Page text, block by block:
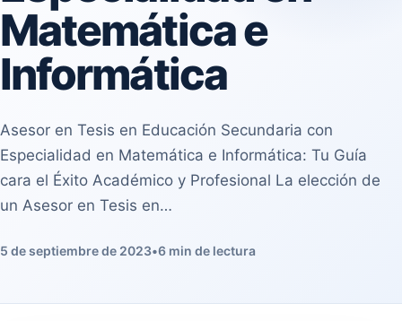
Matemática e
Informática
Asesor en Tesis en Educación Secundaria con
Especialidad en Matemática e Informática: Tu Guía
cara el Éxito Académico y Profesional La elección de
un Asesor en Tesis en…
5 de septiembre de 2023•6 min de lectura